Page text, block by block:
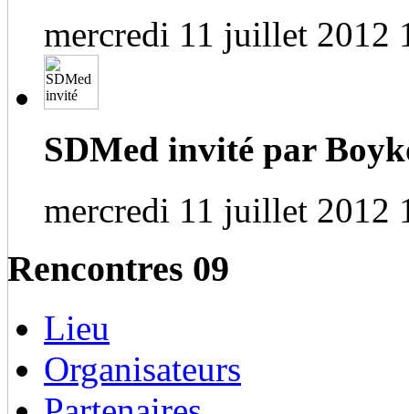
mercredi 11 juillet 2012
SDMed invité par
mercredi 11 juillet 2012
Rencontres 09
Lieu
Organisateurs